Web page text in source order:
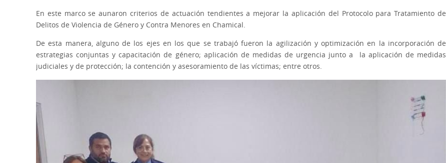
En este marco se aunaron criterios de actuación tendientes a mejorar la aplicación del Protocolo para Tratamiento de
Delitos de Violencia de Género y Contra Menores en Chamical.
De esta manera, alguno de los ejes en los que se trabajó fueron la agilización y optimización en la incorporación de
estrategias conjuntas y capacitación de género; aplicación de medidas de urgencia junto a la aplicación de medidas
judiciales y de protección; la contención y asesoramiento de las víctimas; entre otros.